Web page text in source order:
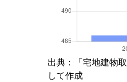
出典：「宅地建物
して作成